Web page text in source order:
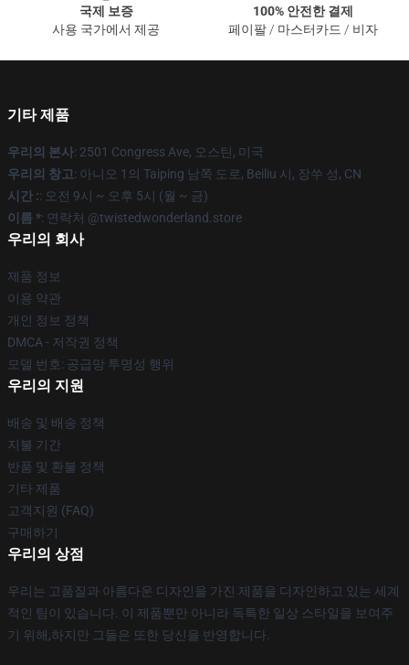
국제 보증
사용 국가에서 제공
100% 안전한 결제
페이팔 / 마스터카드 / 비자
기타 제품
우리의 본사: 2501 Congress Ave, 오스틴, 미국
우리의 창고: 아니오 1의 Taiping 남쪽 도로, Beiliu 시, 장쑤 성, CN
시간 :: 오전 9시 ~ 오후 5시 (월 ~ 금)
이름 *: 연락처 @twistedwonderland.store
우리의 회사
제품 정보
이용 약관
개인 정보 정책
DMCA - 저작권 정책
모델 번호: 공급망 투명성 행위
우리의 지원
배송 및 배송 정책
지불 기간
반품 및 환불 정책
기타 제품
고객지원 (FAQ)
구매하기
우리의 상점
우리는 고품질과 아름다운 디자인을 가진 제품을 디자인하고 있는 세계
적인 팀이 있습니다. 이 제품뿐만 아니라 독특한 일상 스타일을 보여주
기 위해,하지만 그들은 또한 당신을 반영합니다.